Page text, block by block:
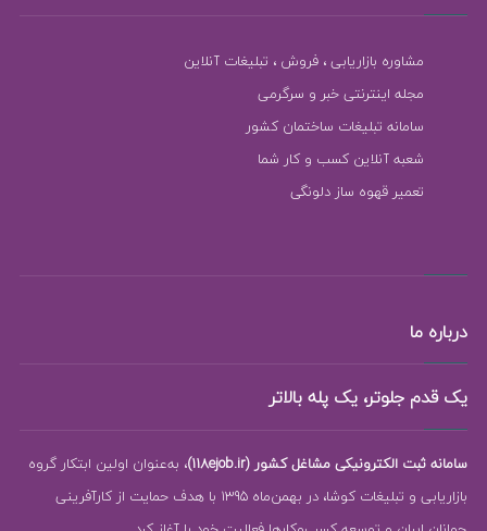
مشاوره بازاریابی ، فروش ، تبلیغات آنلاین
مجله اینترنتی خبر و سرگرمی
سامانه تبلیغات ساختمان کشور
شعبه آنلاین کسب و کار شما
تعمیر قهوه ساز دلونگی
درباره ما
یک قدم جلوتر، یک پله بالاتر
سامانه ثبت الکترونیکی مشاغل کشور (118ejob.ir)
، به‌عنوان اولین ابتکار گروه
بازاریابی و تبلیغات کوشا، در بهمن‌ماه 1395 با هدف حمایت از کارآفرینی